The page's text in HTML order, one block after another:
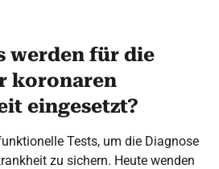
werden für die
koronaren
eingesetzt?
Tests, um die Diagnose
zu sichern. Heute wenden